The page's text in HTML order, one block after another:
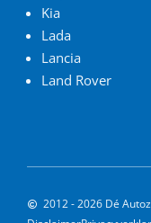
Kia
Lada
Lancia
Land Rover
2012 - 2026 Dé